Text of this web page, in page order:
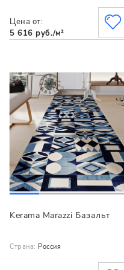
Цена от:
5 616 руб./м²
Kerama Marazzi Базальт
Страна: Россия